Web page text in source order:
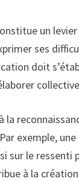
un
ses
doit
exemple,
sur le ressenti
à la